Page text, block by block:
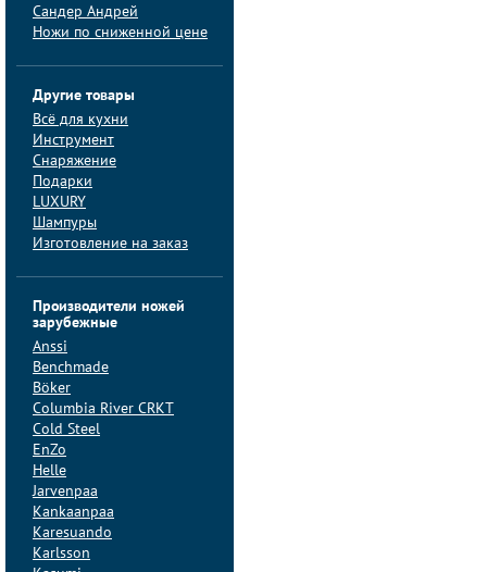
Сандер Андрей
Ножи по сниженной цене
Другие товары
Всё для кухни
Инструмент
Снаряжение
Подарки
LUXURY
Шампуры
Изготовление на заказ
Производители ножей
зарубежные
Anssi
Benchmade
Böker
Columbia River CRKT
Cold Steel
EnZo
Helle
Jarvenpaa
Kankaanpaa
Karesuando
Karlsson